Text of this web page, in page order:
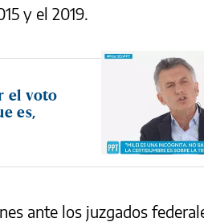
y el 2019.
el voto
es,
ante los juzgados